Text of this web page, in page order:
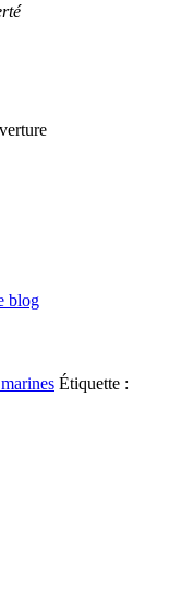
blog
Étiquette :